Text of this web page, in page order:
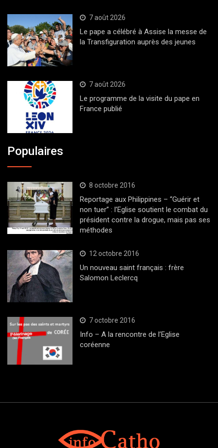
7 août 2026
Le pape a célébré à Assise la messe de
la Transfiguration auprès des jeunes
7 août 2026
Le programme de la visite du pape en
France publié
Populaires
8 octobre 2016
Reportage aux Philippines – “Guérir et
non tuer” : l’Eglise soutient le combat du
président contre la drogue, mais pas ses
méthodes
12 octobre 2016
Un nouveau saint français : frère
Salomon Leclercq
7 octobre 2016
Info – A la rencontre de l’Eglise
coréenne